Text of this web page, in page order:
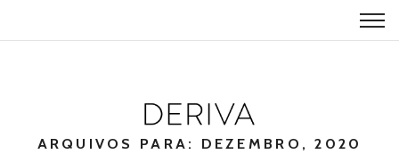
ARQUIVOS PARA: DEZEMBRO, 2020